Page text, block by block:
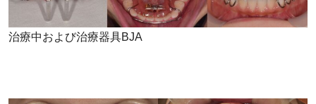
治療中および治療器具BJA